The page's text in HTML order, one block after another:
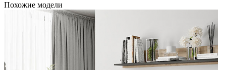
Похожие модели